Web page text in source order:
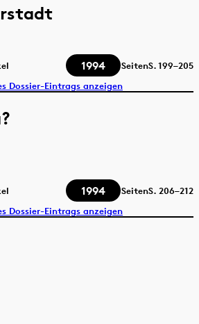
1994 SeitenS.199–205
Dossier-Eintrags anzeigen
1994 SeitenS. 206–212
Dossier-Eintrags anzeigen